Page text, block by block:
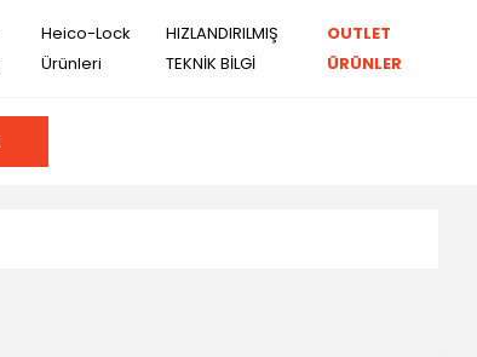
Heico-Lock
Ürünleri
HIZLANDIRILMIŞ
TEKNİK BİLGİ
OUTLET
ÜRÜNLER